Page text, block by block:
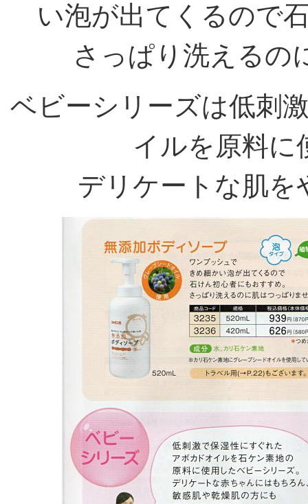
い泡が出てくるので
さっぱり洗えるの
ベビーシリーズは低刺
イルを原料に
デリケートな肌を